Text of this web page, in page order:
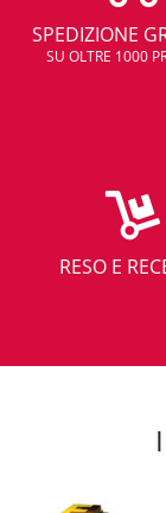
SPEDIZIONE
SU OLTRE 1000
RESO E